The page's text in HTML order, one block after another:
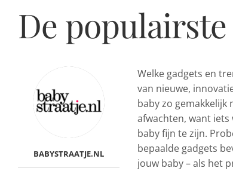
De
BABYSTRAATJE.NL
Welke gadgets en
van nieuwe,
baby zo gemakkelijk
afwachten, want
baby fijn te zijn.
bepaalde gadgets
jouw baby – als het